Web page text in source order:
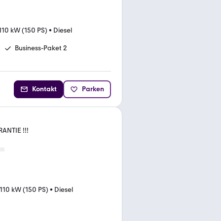
kW (150 PS) • Diesel
Business-Paket 2
Kontakt Parken
!!!
110 kW (150 PS) • Diesel